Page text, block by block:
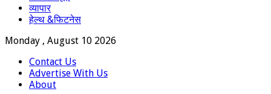
व्यापार
हेल्थ &फिटनेस
Monday , August 10 2026
Contact Us
Advertise With Us
About